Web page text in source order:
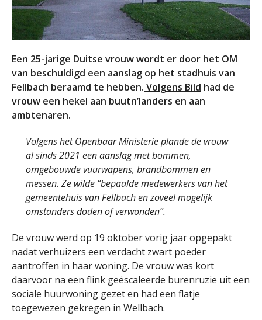
Een 25-jarige Duitse vrouw wordt er door het OM
van beschuldigd een aanslag op het stadhuis van
Fellbach beraamd te hebben. Volgens Bild had de
vrouw een hekel aan buutn’landers en aan
ambtenaren.
Volgens het Openbaar Ministerie plande de vrouw
al sinds 2021 een aanslag met bommen,
omgebouwde vuurwapens, brandbommen en
messen. Ze wilde “bepaalde medewerkers van het
gemeentehuis van Fellbach en zoveel mogelijk
omstanders doden of verwonden”.
De vrouw werd op 19 oktober vorig jaar opgepakt
nadat verhuizers een verdacht zwart poeder
aantroffen in haar woning. De vrouw was kort
daarvoor na een flink geëscaleerde burenruzie uit een
sociale huurwoning gezet en had een flatje
toegewezen gekregen in Wellbach.